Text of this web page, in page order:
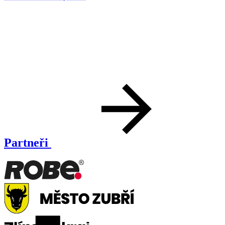
Partneři